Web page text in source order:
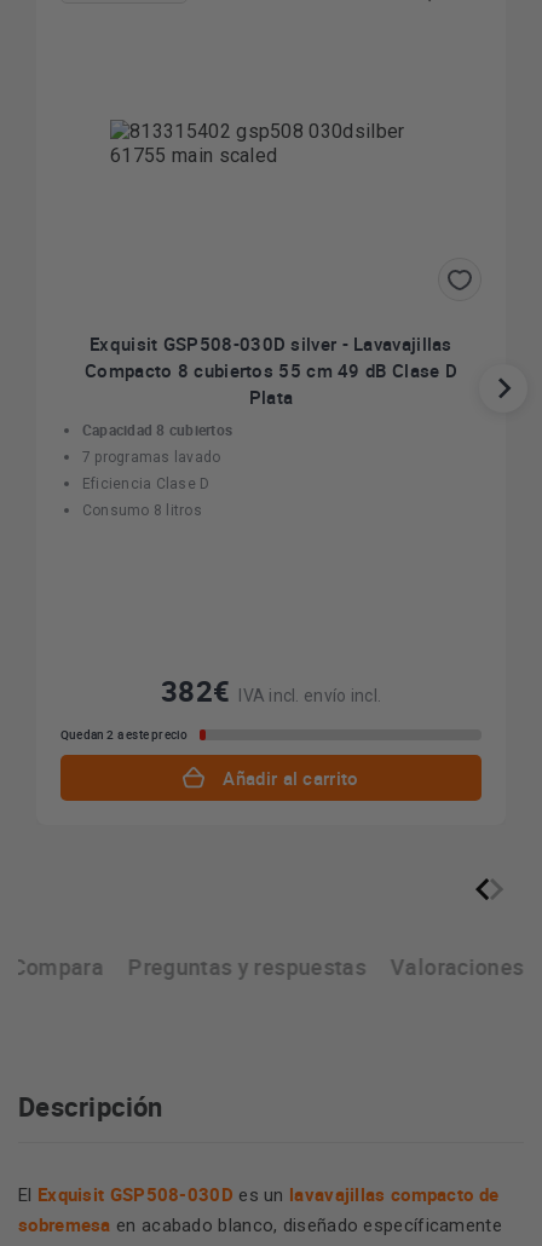
Exquisit GSP508-030D silver - Lavavajillas
Compacto 8 cubiertos 55 cm 49 dB Clase D
Plata
Capacidad 8 cubiertos
7 programas lavado
Eficiencia Clase D
Consumo 8 litros
382€ IVA incl. envío incl.
Quedan 2 a este precio
Añadir al carrito
Compara Preguntas y respuestas Valoraciones
Descripción
El Exquisit GSP508-030D es un lavavajillas compacto de
sobremesa en acabado blanco, diseñado específicamente